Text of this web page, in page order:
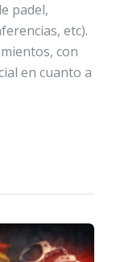
padel,
etc).
con
en cuanto a